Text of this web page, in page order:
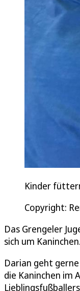
Kinder
Copyright:
Das Grengeler
sich um Kaninchen.
Darian geht
die Kaninchen im